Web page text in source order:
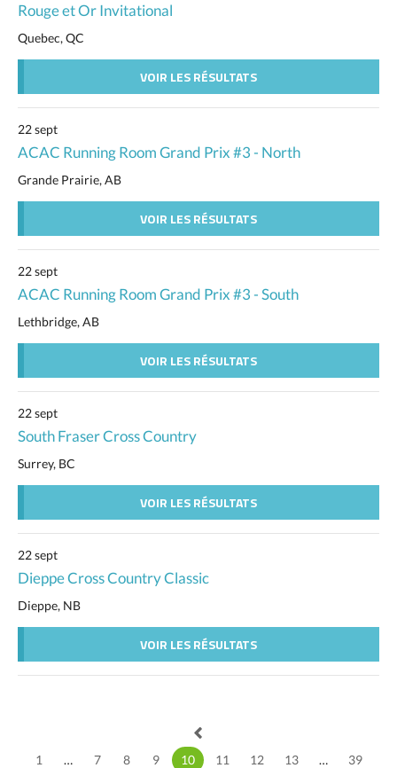
Rouge et Or Invitational
Quebec, QC
VOIR LES RÉSULTATS
22 sept
ACAC Running Room Grand Prix #3 - North
Grande Prairie, AB
VOIR LES RÉSULTATS
22 sept
ACAC Running Room Grand Prix #3 - South
Lethbridge, AB
VOIR LES RÉSULTATS
22 sept
South Fraser Cross Country
Surrey, BC
VOIR LES RÉSULTATS
22 sept
Dieppe Cross Country Classic
Dieppe, NB
VOIR LES RÉSULTATS
1 … 7 8 9 10 11 12 13 … 39